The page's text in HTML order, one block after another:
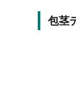
包茎